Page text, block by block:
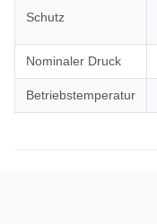
Schutz
Nominaler Druck
Betriebstemperatur